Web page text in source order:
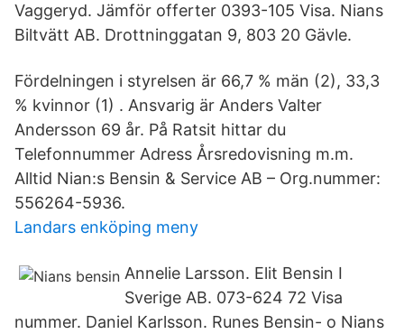
Vaggeryd. Jämför offerter 0393-105 Visa. Nians
Biltvätt AB. Drottninggatan 9, 803 20 Gävle.
Fördelningen i styrelsen är 66,7 % män (2), 33,3
% kvinnor (1) . Ansvarig är Anders Valter
Andersson 69 år. På Ratsit hittar du
Telefonnummer Adress Årsredovisning m.m.
Alltid Nian:s Bensin & Service AB – Org.nummer:
556264-5936.
Landars enköping meny
Annelie Larsson. Elit Bensin I
Sverige AB. 073-624 72 Visa
nummer. Daniel Karlsson. Runes Bensin- o Nians